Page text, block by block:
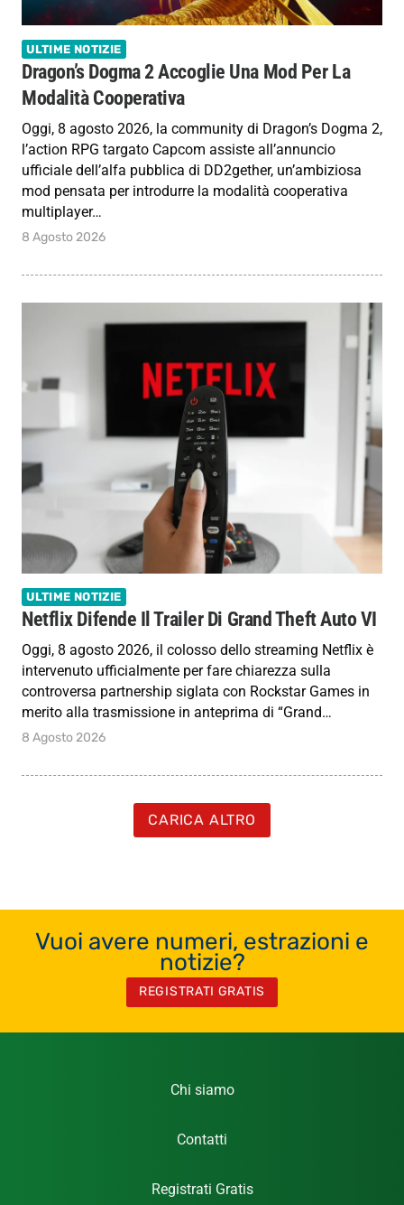
ULTIME NOTIZIE
Dragon’s Dogma 2 Accoglie Una Mod Per La
Modalità Cooperativa
Oggi, 8 agosto 2026, la community di Dragon’s Dogma 2,
l’action RPG targato Capcom assiste all’annuncio
ufficiale dell’alfa pubblica di DD2gether, un’ambiziosa
mod pensata per introdurre la modalità cooperativa
multiplayer…
8 Agosto 2026
ULTIME NOTIZIE
Netflix Difende Il Trailer Di Grand Theft Auto VI
Oggi, 8 agosto 2026, il colosso dello streaming Netflix è
intervenuto ufficialmente per fare chiarezza sulla
controversa partnership siglata con Rockstar Games in
merito alla trasmissione in anteprima di “Grand…
8 Agosto 2026
CARICA ALTRO
Vuoi avere numeri, estrazioni e
notizie?
REGISTRATI GRATIS
Chi siamo
Contatti
Registrati Gratis